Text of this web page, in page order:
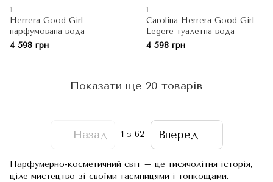
1
Herrera Good Girl
парфумована вода
4 598 грн
1
Carolina Herrera Good Girl
Legere туалетна вода
4 598 грн
Показати ще 20 товарів
Назад 1 з 62 Вперед
Парфумерно-косметичний світ – це тисячолітня історія,
ціле мистецтво зі своїми таємницями і тонкощами.